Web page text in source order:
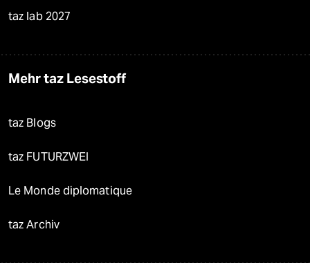
taz lab 2027
Mehr taz Lesestoff
taz Blogs
taz FUTURZWEI
Le Monde diplomatique
taz Archiv